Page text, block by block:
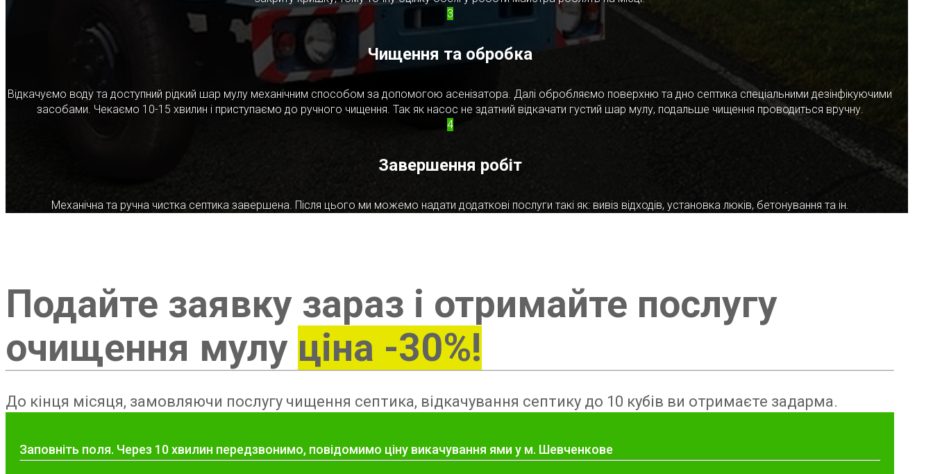
3
Чищення та обробка
Відкачуємо воду та доступний рідкий шар мулу механічним способом за допомогою асенізатора. Далі обробляємо поверхню та дно септика спеціальними дезінфікуючими
засобами. Чекаємо 10-15 хвилин і приступаємо до ручного чищення. Так як насос не здатний відкачати густий шар мулу, подальше чищення проводиться вручну.
4
Завершення робіт
Механічна та ручна чистка септика завершена. Після цього ми можемо надати додаткові послуги такі як: вивіз відходів, установка люків, бетонування та ін.
Подайте заявку зараз і отримайте послугу
очищення мулу ціна -30%!
До кінця місяця, замовляючи послугу чищення септика, відкачування септику до 10 кубів ви отримаєте задарма.
Заповніть поля. Через 10 хвилин передзвонимо, повідомимо ціну викачування ями у м. Шевченкове